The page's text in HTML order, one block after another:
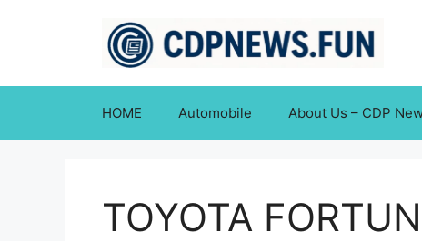
HOME Automobile About Us – CDP
TOYOTA